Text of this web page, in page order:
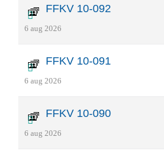
FFKV 10-092
6 aug 2026
FFKV 10-091
6 aug 2026
FFKV 10-090
6 aug 2026